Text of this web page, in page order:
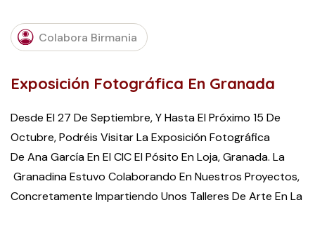
SEPTEMBER
26, 2016
Colabora Birmania
Exposición Fotográfica En Granada
Desde El 27 De Septiembre, Y Hasta El Próximo 15 De
Octubre, Podréis Visitar La Exposición Fotográfica
De Ana García En El CIC El Pósito En Loja, Granada. La
Granadina Estuvo Colaborando En Nuestros Proyectos,
Concretamente Impartiendo Unos Talleres De Arte En La